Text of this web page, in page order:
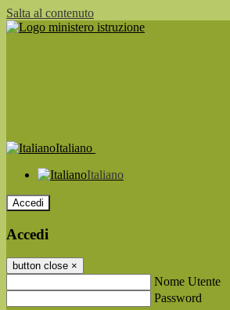
Salta al contenuto
Italiano
Italiano
Accedi
Accedi
button close ×
Nome Utente
Password